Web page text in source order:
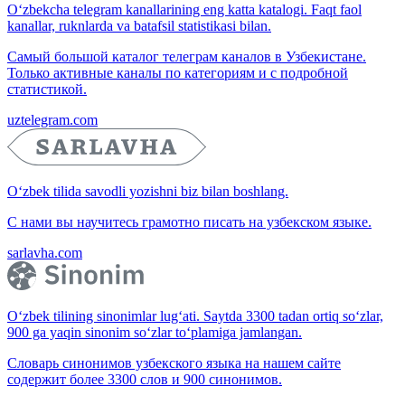
O‘zbekcha telegram kanallarining eng katta katalogi. Faqt faol
kanallar, ruknlarda va batafsil statistikasi bilan.
Самый большой каталог телеграм каналов в Узбекистане.
Только активные каналы по категориям и с подробной
статистикой.
uztelegram.com
O‘zbek tilida savodli yozishni biz bilan boshlang.
С нами вы научитесь грамотно писать на узбекском языке.
sarlavha.com
O‘zbek tilining sinonimlar lug‘ati. Saytda 3300 tadan ortiq so‘zlar,
900 ga yaqin sinonim so‘zlar to‘plamiga jamlangan.
Словарь синонимов узбекского языка на нашем сайте
содержит более 3300 слов и 900 синонимов.